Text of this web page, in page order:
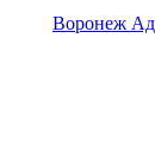
Воронеж